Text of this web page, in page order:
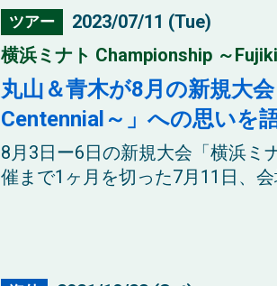
ツアー
2023/07/11 (Tue)
横浜ミナト Championship ～
丸山＆青木が8月の新規大
Centennial～」への思いを
8月3日ー6日の新規大会「横浜ミ
催まで1ヶ月を切った7月11日、